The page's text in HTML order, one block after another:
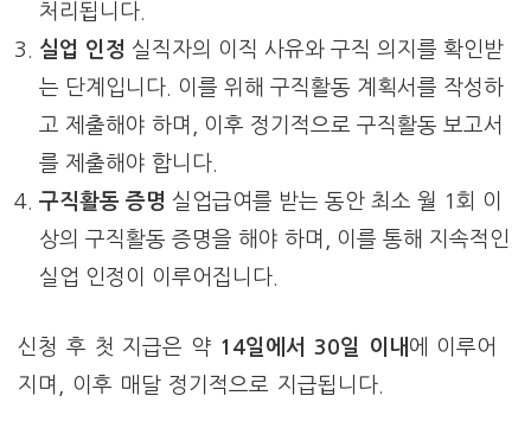
처리됩니다.
실업 인정 실직자의 이직 사유와 구직 의지를 확인받
는 단계입니다. 이를 위해 구직활동 계획서를 작성하
고 제출해야 하며, 이후 정기적으로 구직활동 보고서
를 제출해야 합니다.
구직활동 증명 실업급여를 받는 동안 최소 월 1회 이
상의 구직활동 증명을 해야 하며, 이를 통해 지속적인
실업 인정이 이루어집니다.
신청 후 첫 지급은 약 14일에서 30일 이내 에 이루어
지며, 이후 매달 정기적으로 지급됩니다.